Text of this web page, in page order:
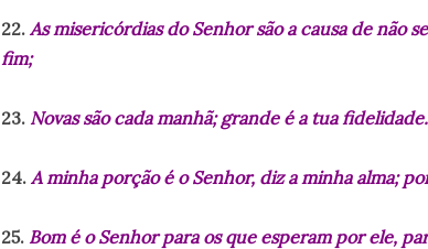
22. As misericórdias do Senhor são a causa de não
fim;
23. Novas são cada manhã; grande é a tua fidelidade.
24. A minha porção é o Senhor, diz a minha alma;
25. Bom é o Senhor para os que esperam por ele,